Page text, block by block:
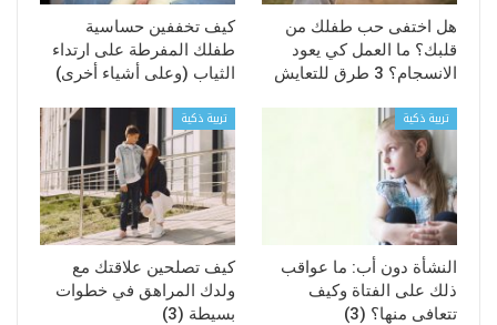
هل اختفى حب طفلك من
قلبك؟ ما العمل كي يعود
الانسجام؟ 3 طرق للتعايش
كيف تخففين حساسية
طفلك المفرطة على ارتداء
الثياب (وعلى أشياء أخرى)
تربية ذكية
النشأة دون أب: ما عواقب
ذلك على الفتاة وكيف
تتعافى منها؟ (3)
تربية ذكية
كيف تصلحين علاقتك مع
ولدك المراهق في خطوات
بسيطة (3)